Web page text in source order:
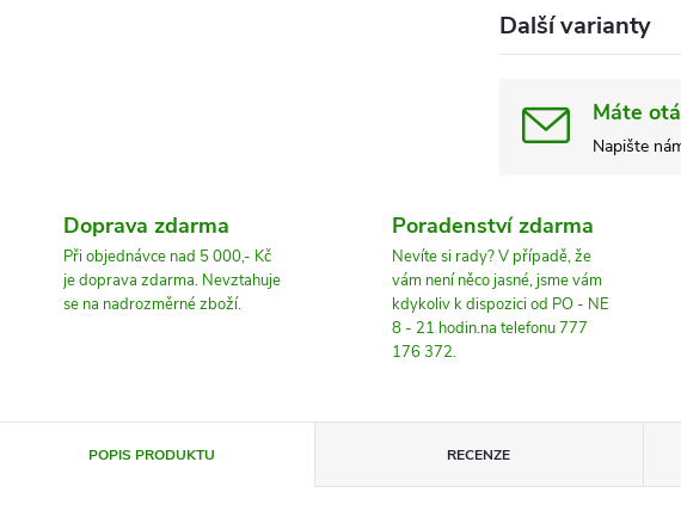
Další varianty
Máte
Napište
Doprava zdarma
Při objednávce nad 5 000,- Kč
je doprava zdarma. Nevztahuje
se na nadrozměrné zboží.
Poradenství zdarma
Nevíte si rady? V případě, že
vám není něco jasné, jsme vám
kdykoliv k dispozici od PO - NE
8 - 21 hodin.na telefonu 777
176 372.
POPIS PRODUKTU RECENZE